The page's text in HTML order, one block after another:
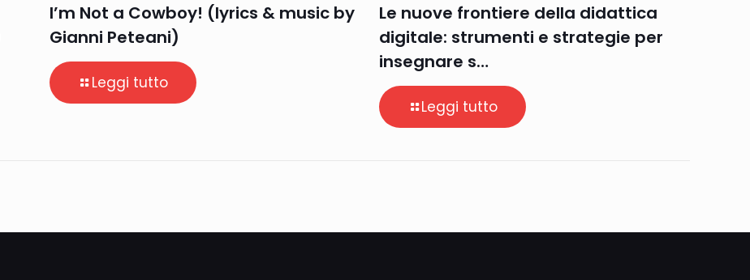
I’m Not a Cowboy! (lyrics & music by
Gianni Peteani)
Leggi tutto
Le nuove frontiere della didattica
digitale: strumenti e strategie per
insegnare s…
Leggi tutto